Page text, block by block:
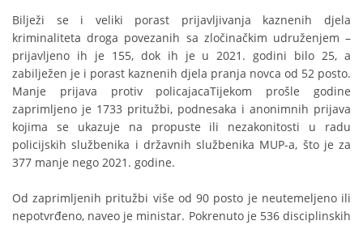
Bilježi se i veliki porast prijavljivanja kaznenih djela
kriminaliteta droga povezanih sa zločinačkim udruženjem –
prijavljeno ih je 155, dok ih je u 2021. godini bilo 25, a
zabilježen je i porast kaznenih djela pranja novca od 52 posto.
Manje prijava protiv policajacaTijekom prošle godine
zaprimljeno je 1733 pritužbi, podnesaka i anonimnih prijava
kojima se ukazuje na propuste ili nezakonitosti u radu
policijskih službenika i državnih službenika MUP-a, što je za
377 manje nego 2021. godine.
Od zaprimljenih pritužbi više od 90 posto je neutemeljeno ili
nepotvrđeno, naveo je ministar. Pokrenuto je 536 disciplinskih